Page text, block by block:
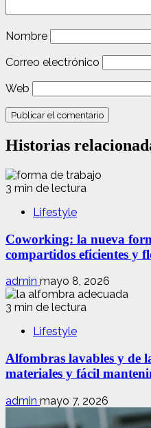
Nombre
Correo electrónico
Web
Historias
3 min de lectura
Lifestyle
Coworking: la nueva
compartidos eficientes y
admin mayo 8, 2026
3 min de lectura
Lifestyle
Alfombras lavables y de
materiales y fácil
admin mayo 7, 2026